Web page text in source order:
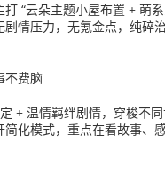
“云朵主题小屋布置 + 萌
情压力，无氪金点，纯碎
不费脑
+ 温情羁绊剧情，穿梭不
化模式，重点在看故事、